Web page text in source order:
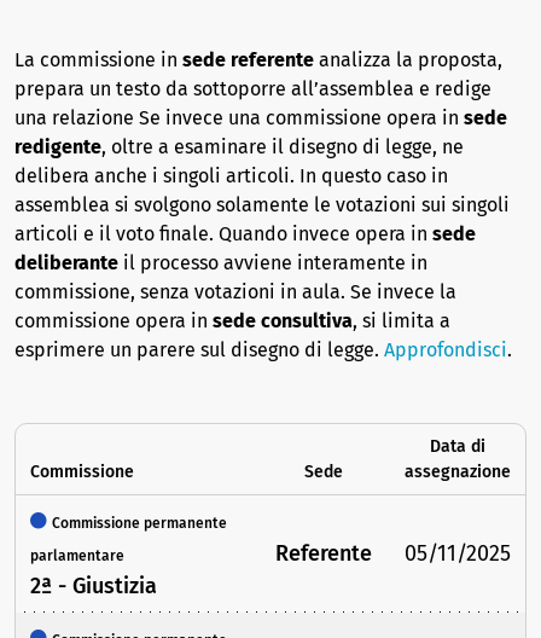
La commissione in sede referente analizza la proposta,
prepara un testo da sottoporre all’assemblea e redige
una relazione Se invece una commissione opera in sede
redigente, oltre a esaminare il disegno di legge, ne
delibera anche i singoli articoli. In questo caso in
assemblea si svolgono solamente le votazioni sui singoli
articoli e il voto finale. Quando invece opera in sede
deliberante il processo avviene interamente in
commissione, senza votazioni in aula. Se invece la
commissione opera in sede consultiva, si limita a
esprimere un parere sul disegno di legge. Approfondisci.
Commissione Sede
Data di
assegnazione
Commissione permanente
parlamentare
2ª - Giustizia
Referente 05/11/2025